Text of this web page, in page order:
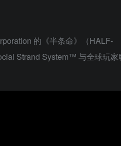
的《半条命》（HALF-
Strand System™ 与全球玩家